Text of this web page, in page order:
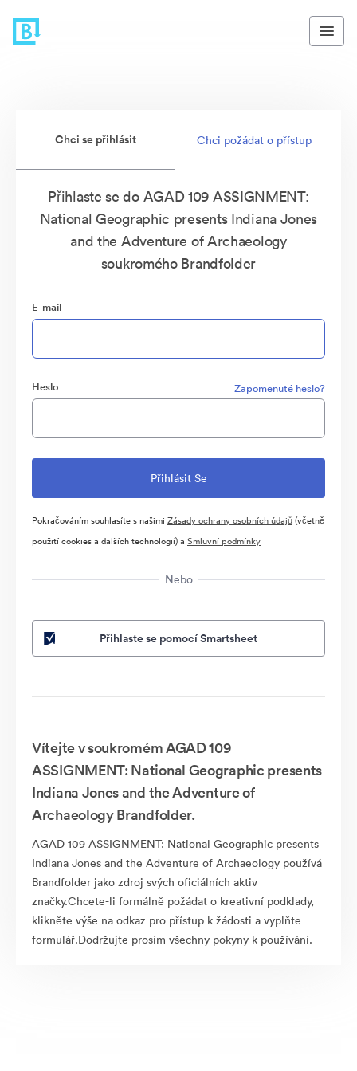
Chci se přihlásit Chci požádat o přístup
Přihlaste se do AGAD 109 ASSIGNMENT:
National Geographic presents Indiana Jones
and the Adventure of Archaeology
soukromého Brandfolder
E-mail
Heslo Zapomenuté heslo?
Pokračováním souhlasíte s našimi Zásady ochrany osobních údajů(včetně
použití cookies a dalších technologií) a Smluvní podmínky
Nebo
Přihlaste se pomocí Smartsheet
Vítejte v soukromém AGAD 109
ASSIGNMENT: National Geographic presents
Indiana Jones and the Adventure of
Archaeology Brandfolder.
AGAD 109 ASSIGNMENT: National Geographic presents
Indiana Jones and the Adventure of Archaeology používá
Brandfolder jako zdroj svých oficiálních aktiv
značky.Chcete-li formálně požádat o kreativní podklady,
klikněte výše na odkaz pro přístup k žádosti a vyplňte
formulář.Dodržujte prosím všechny pokyny k používání.